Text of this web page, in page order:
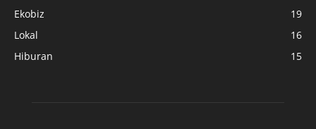
Ekobiz
19
Lokal
16
Hiburan
15